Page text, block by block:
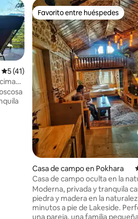
Calificación promedio: 5 de 5, 41 reseñas
5 (41)
Favorito entre huéspedes
Favorito entre huéspedes
Casa de campo en Pokhara
Casa de campo oculta en la
Moderna, privada y tranquila
piedra y madera en la
minutos a pie de Lakeside.
una pareja, una familia